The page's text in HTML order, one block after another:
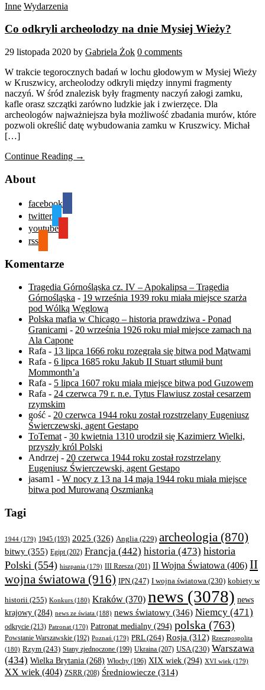
Inne Wydarzenia
Co odkryli archeolodzy na dnie Mysiej Wieży?
29 listopada 2020 by Gabriela Żok 0 comments
W trakcie tegorocznych badań w lochu głodowym w Mysiej Wieży
w Kruszwicy, archeolodzy odkryli między innymi fragmenty
naczyń. W śród znalezisk były fragmenty naczyń załogi zamku,
kafle orasz szczątki zarówno ludzkie jak i zwierzęce. Dla
archeologów najważniejsza była możliwość zbadania murów, które
pozwoli określić datę wybudowania zamku w Kruszwicy. Michał
[…]
Continue Reading →
About
facebook
twitter
youtube
rss
Komentarze
Tragedia Górnośląska cz. IV – Apokalipsa – Tragedia
Górnośląska - 19 września 1939 roku miała miejsce szarża
pod Wólką Węglową
Polska mafia w Chicago – historia prawdziwa - Ponad
Granicami - 20 września 1926 roku miał miejsce zamach na
Ala Capone
Rafa - 13 lipca 1666 roku rozegrała się bitwa pod Mątwami
Rafa - 6 lipca 1685 roku Jakub II Stuart stłumił bunt
Mommonth’a
Rafa - 5 lipca 1607 roku miała miejsce bitwa pod Guzowem
Rafa - 24 czerwca 79 r. n.e. Tytus Flawiusz został cesarzem
rzymskim
gość - 20 czerwca 1944 roku został rozstrzelany Eugeniusz
Świerczewski, agent Gestapo
ToTemat - 30 kwietnia 1310 urodził się Kazimierz Wielki,
przyszły król Polski
Andrzej - 20 czerwca 1944 roku został rozstrzelany
Eugeniusz Świerczewski, agent Gestapo
jasam1 - W nocy z 13 na 14 maja 1944 roku miała miejsce
bitwa pod Murowaną Oszmianką
Tagi
1944 (179) 1945 (193) 2025 (326) Anglia (229) archeologia (870)
bitwy (355) Egipt(202) Francja (442) historia (473) historia
Polski (554) hiszpania (179) III Rzesza (201) II Wojna Światowa (406) II
wojna światowa (916) IPN (247) I wojna światowa (230) kobiety w
historii (255) Konkurs (180) Kraków (370) news (3078) news
krajowy (284) news ze świata (188) news światowy (346) Niemcy (471)
odkrycie (213) Patronat (170) Patronat medialny (294) polska (763)
Powstanie Warszawskie (192) Poznań (179) PRL(264) Rosja (312) Rzeczpospolita
(180) Rzym (243) Stany zjednoczone (199) Ukraina (207) USA(230) Warszawa
(434) Wielka Brytania (268) Włochy (196) XIX wiek (294) XVI wiek (179)
XX wiek (404) ZSRR (208) Średniowiecze (314)